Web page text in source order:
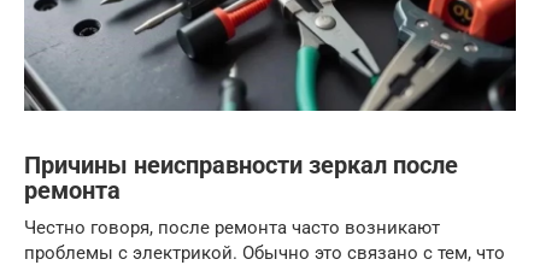
Причины неисправности зеркал после
ремонта
Честно говоря, после ремонта часто возникают
проблемы с электрикой. Обычно это связано с тем, что